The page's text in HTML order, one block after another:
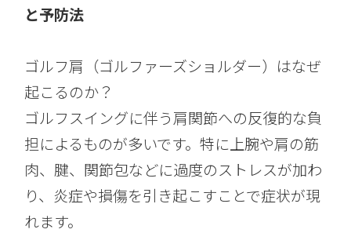
と予防法
ゴルフ肩（ゴルファーズショルダー）はなぜ
起こるのか？
ゴルフスイングに伴う肩関節への反復的な負
担によるものが多いです。特に上腕や肩の筋
肉、腱、関節包などに過度のストレスが加わ
り、炎症や損傷を引き起こすことで症状が現
れます。